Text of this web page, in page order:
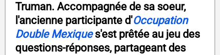
Truman. Accompagnée de sa soeur,
l'ancienne participante d'Occupation
Double Mexiques'est prêtée au jeu des
questions-réponses, partageant des